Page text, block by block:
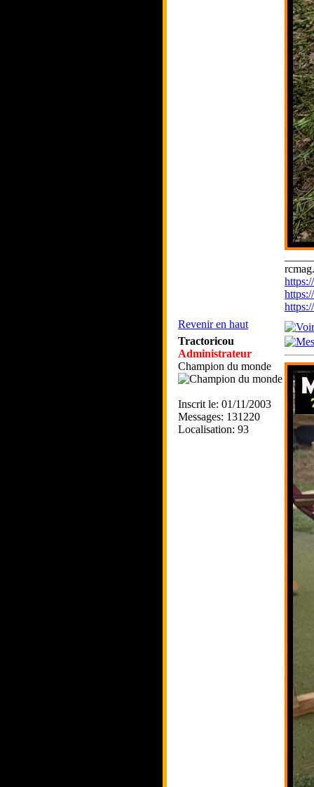
Revenir en haut
Tractoricou
Administrateur
Champion du monde
Inscrit le: 01/11/2003
Messages: 131220
Localisation: 93